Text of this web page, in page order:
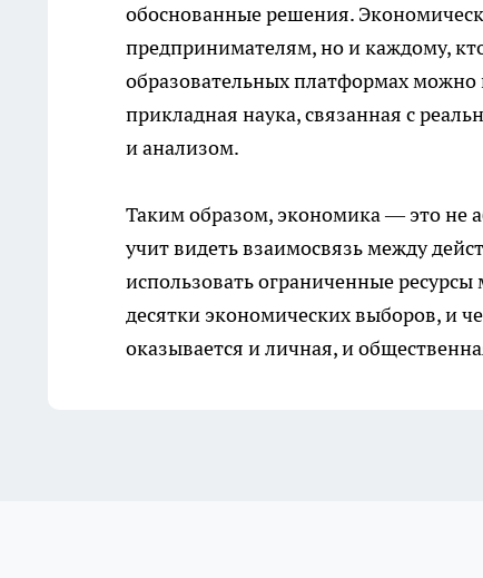
обоснованные решения.
предпринимателям, но и каждому,
образовательных платформахможно
прикладная наука, связанная с
и анализом.
Таким образом, экономика — это не
учит видеть взаимосвязь между
использовать ограниченные
десятки экономических выборов, и
оказывается и личная, и